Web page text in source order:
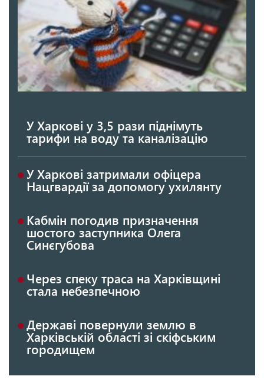
У Харкові у 3,5 рази піднімуть
тарифи на воду та каналізацію
У Харкові затримали офіцера
Нацгвардії за допомогу ухилянту
Кабмін погодив призначення
шостого заступника Олега
Синєгубова
Через спеку траса на Харківщині
стала небезпечною
Державі повернули землю в
Харківській області зі скіфським
городищем